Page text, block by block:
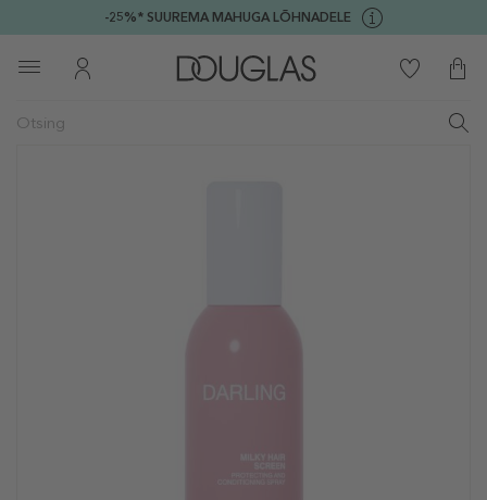
-25%* SUUREMA MAHUGA LÕHNADELE